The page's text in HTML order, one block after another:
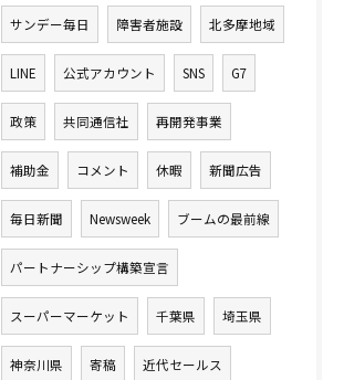
サンデー毎日 障害者施設 北多摩地域
LINE 公式アカウント SNS G7
政策 共同通信社 再開発事業
補助金 コメント 休暇 新聞広告
毎日新聞 Newsweek ブームの最前線
パートナーシップ構築宣言
スーパーマーケット 千葉県 埼玉県
神奈川県 寄稿 近代セールス